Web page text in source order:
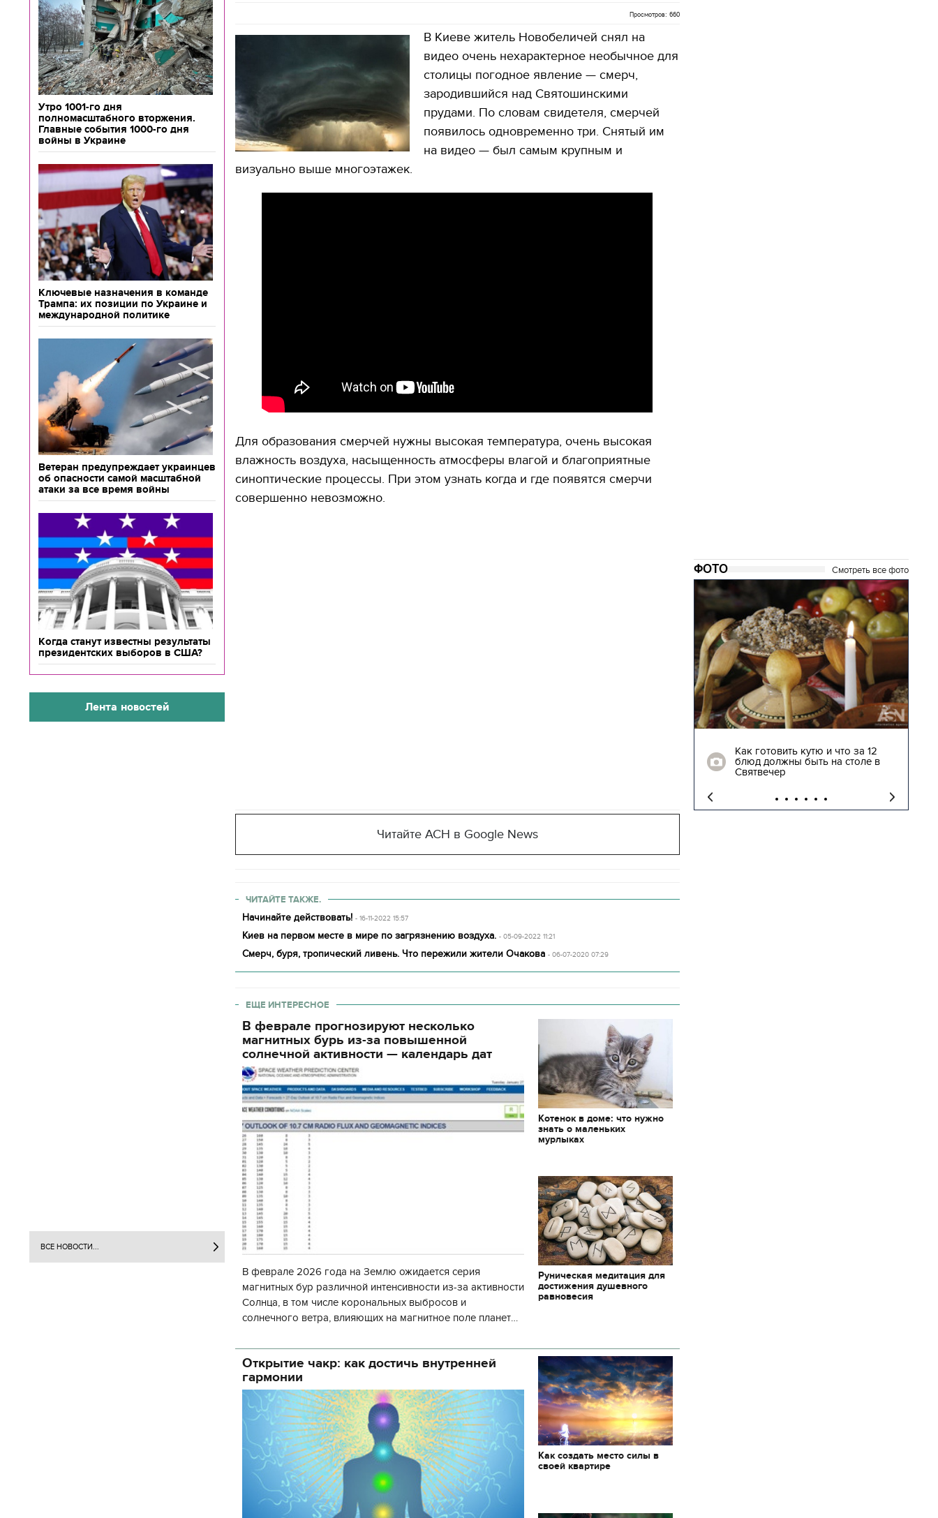
Утро 1001-го дня
полномасштабного вторжения.
Главные события 1000-го дня
войны в Украине
Ключевые назначения в команде
Трампа: их позиции по Украине и
международной политике
Ветеран предупреждает украинцев
об опасности самой масштабной
атаки за все время войны
Когда станут известны результаты
президентских выборов в США?
Лента новостей
ВСЕ НОВОСТИ...
Просмотров: 660
В Киеве житель Новобеличей снял на
видео очень нехарактерное необычное для
столицы погодное явление — смерч,
зародившийся над Святошинскими
прудами. По словам свидетеля, смерчей
появилось одновременно три. Снятый им
на видео — был самым крупным и
визуально выше многоэтажек.
Для образования смерчей нужны высокая температура, очень высокая
влажность воздуха, насыщенность атмосферы влагой и благоприятные
синоптические процессы. При этом узнать когда и где появятся смерчи
совершенно невозможно.
Читайте АСН в Google News
ЧИТАЙТЕ ТАКЖЕ.
Начинайте действовать! - 16-11-2022 15:57
Киев на первом месте в мире по загрязнению воздуха. - 05-09-2022 11:21
Смерч, буря, тропический ливень. Что пережили жители Очакова - 06-07-2020 07:29
ЕЩЕ ИНТЕРЕСНОЕ
В феврале прогнозируют несколько
магнитных бурь из-за повышенной
солнечной активности — календарь дат
В феврале 2026 года на Землю ожидается серия
магнитных бур различной интенсивности из-за активности
Солнца, в том числе корональных выбросов и
солнечного ветра, влияющих на магнитное поле планеты.
об
Котенок в доме: что нужно
знать о маленьких
мурлыках
Руническая медитация для
достижения душевного
равновесия
Открытие чакр: как достичь внутренней
гармонии
Как создать место силы в
своей квартире
ФОТО Смотреть все фото
Как готовить кутю и что за 12
блюд должны быть на столе в
Святвечер